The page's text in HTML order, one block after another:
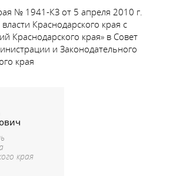
№ 1941-КЗ от 5 апреля 2010 г.
Краснодарского края с
Краснодарского края» в Совет
и Законодательного
края
края